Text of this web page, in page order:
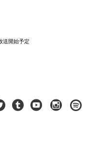
送開始予定